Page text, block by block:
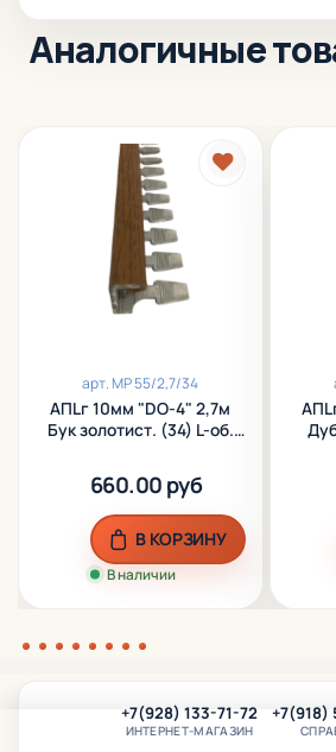
Аналогичные
арт.МР 55/2,7/34
АПLг 10мм "DO-4" 2,7м
Бук золотист. (34) L-об.
660.00 руб
В наличии
В КОРЗИНУ
+7(928) 133-71-72
ИНТЕРНЕТ-МАГАЗИН
+7(918)